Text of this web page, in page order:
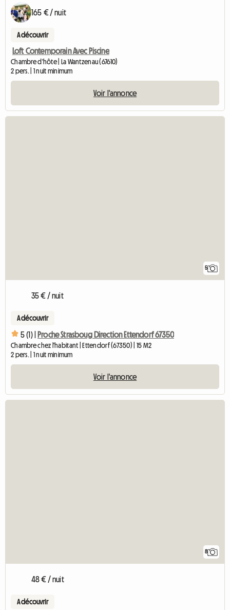
165 € / nuit
A découvrir
Loft Contemporain Avec Piscine
Chambre d'hôte | La Wantzenau (67610)
2 pers. | 1 nuit minimum
Voir l'annonce
5
35 € / nuit
A découvrir
5 (1) | Proche Strasboug Direction Ettendorf 67350
Chambre chez l'habitant | Ettendorf (67350) | 15 M2
2 pers. | 1 nuit minimum
Voir l'annonce
8
48 € / nuit
A découvrir